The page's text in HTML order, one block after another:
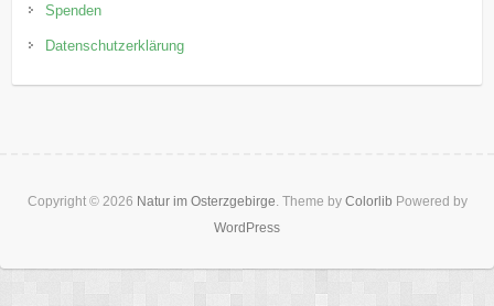
Spenden
Datenschutzerklärung
Copyright © 2026 Natur im Osterzgebirge . Theme by Colorlib Powered by
WordPress